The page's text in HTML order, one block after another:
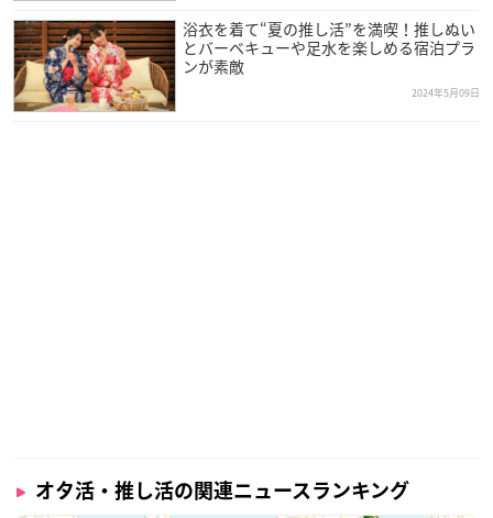
浴衣を着て“夏の推し活”を満喫！推しぬい
とバーベキューや足水を楽しめる宿泊プラ
ンが素敵
2024年5月09日
オタ活・推し活の関連ニュースランキング